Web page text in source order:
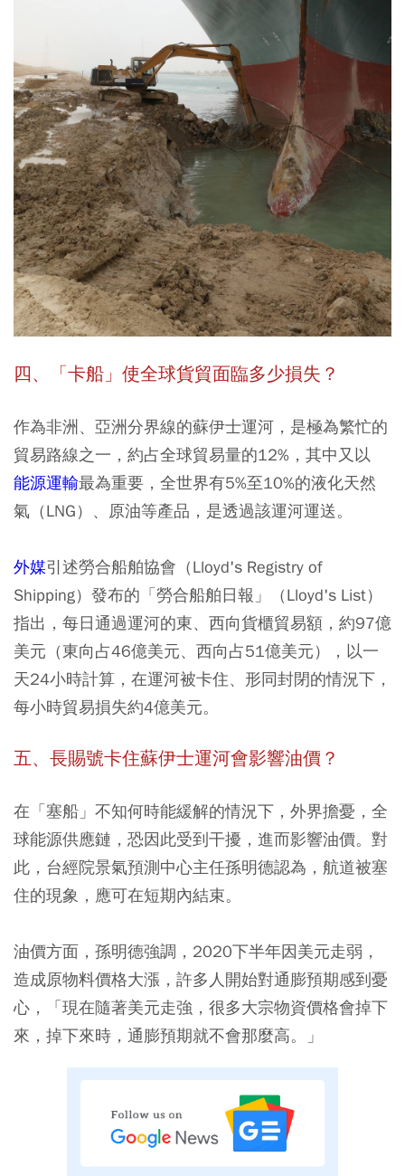
四、「卡船」使全球貨貿面臨多少損失？
作為非洲、亞洲分界線的蘇伊士運河，是極為繁忙的
貿易路線之一，約占全球貿易量的12%，其中又以
能源運輸最為重要，全世界有5%至10%的液化天然
氣（LNG）、原油等產品，是透過該運河運送。
外媒引述勞合船舶協會（Lloyd's Registry of
Shipping）發布的「勞合船舶日報」（Lloyd's List）
指出，每日通過運河的東、西向貨櫃貿易額，約97億
美元（東向占46億美元、西向占51億美元），以一
天24小時計算，在運河被卡住、形同封閉的情況下，
每小時貿易損失約4億美元。
五、長賜號卡住蘇伊士運河會影響油價？
在「塞船」不知何時能緩解的情況下，外界擔憂，全
球能源供應鏈，恐因此受到干擾，進而影響油價。對
此，台經院景氣預測中心主任孫明德認為，航道被塞
住的現象，應可在短期內結束。
油價方面，孫明德強調，2020下半年因美元走弱，
造成原物料價格大漲，許多人開始對通膨預期感到憂
心，「現在隨著美元走強，很多大宗物資價格會掉下
來，掉下來時，通膨預期就不會那麼高。」